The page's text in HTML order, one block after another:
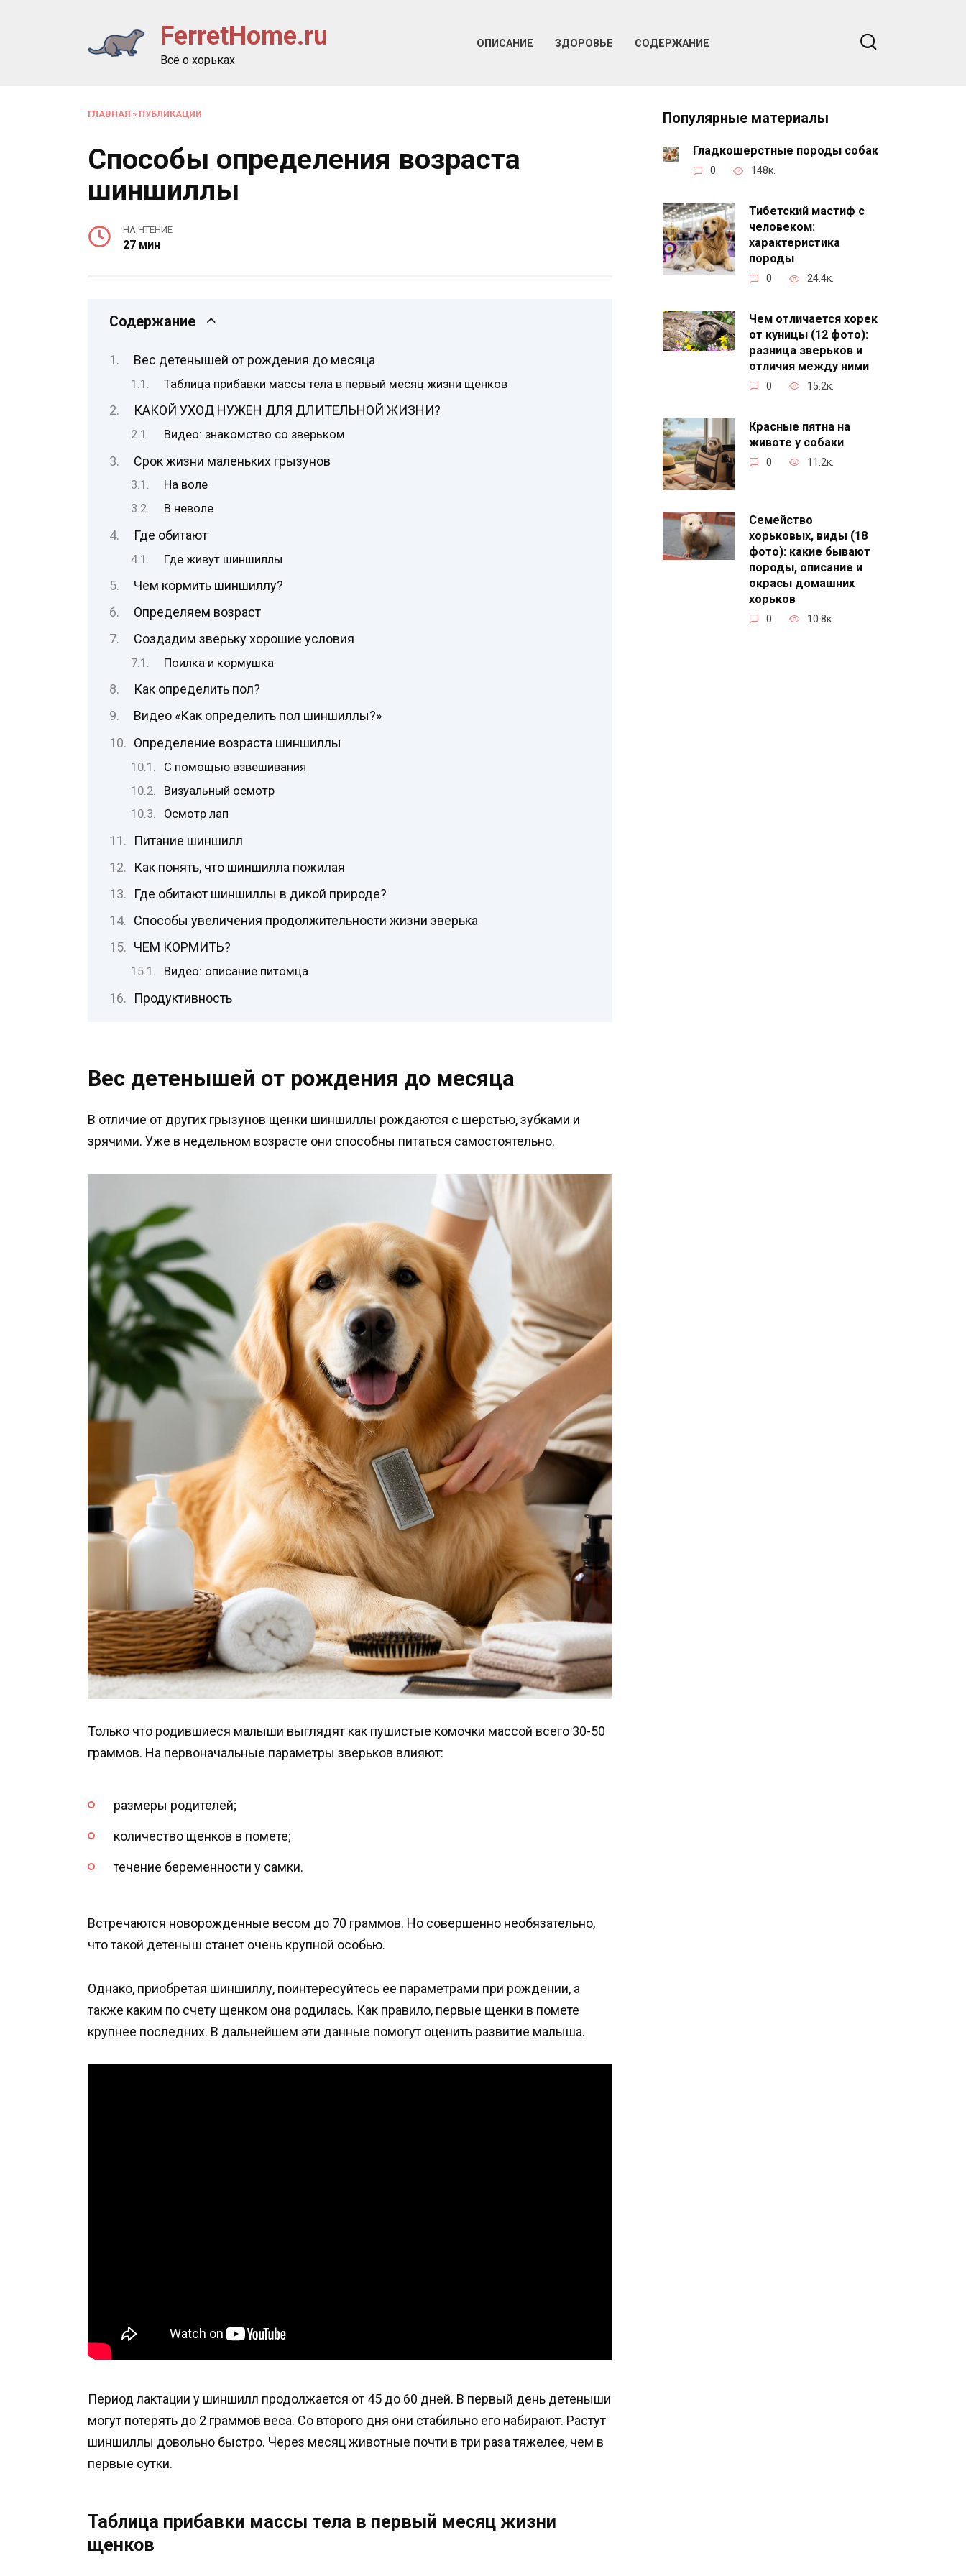
FerretHome.ru
Всё о хорьках
ОПИСАНИЕ ЗДОРОВЬЕ СОДЕРЖАНИЕ
ГЛАВНАЯ » ПУБЛИКАЦИИ
Способы определения возраста
шиншиллы
НА ЧТЕНИЕ
27 мин
Содержание
Вес детенышей от рождения до месяца
Таблица прибавки массы тела в первый месяц жизни щенков
КАКОЙ УХОД НУЖЕН ДЛЯ ДЛИТЕЛЬНОЙ ЖИЗНИ?
Видео: знакомство со зверьком
Срок жизни маленьких грызунов
На воле
В неволе
Где обитают
Где живут шиншиллы
Чем кормить шиншиллу?
Определяем возраст
Создадим зверьку хорошие условия
Поилка и кормушка
Как определить пол?
Видео «Как определить пол шиншиллы?»
Определение возраста шиншиллы
С помощью взвешивания
Визуальный осмотр
Осмотр лап
Питание шиншилл
Как понять, что шиншилла пожилая
Где обитают шиншиллы в дикой природе?
Способы увеличения продолжительности жизни зверька
ЧЕМ КОРМИТЬ?
Видео: описание питомца
Продуктивность
Вес детенышей от рождения до месяца
В отличие от других грызунов щенки шиншиллы рождаются с шерстью, зубками и
зрячими. Уже в недельном возрасте они способны питаться самостоятельно.
Только что родившиеся малыши выглядят как пушистые комочки массой всего 30-50
граммов. На первоначальные параметры зверьков влияют:
размеры родителей;
количество щенков в помете;
течение беременности у самки.
Встречаются новорожденные весом до 70 граммов. Но совершенно необязательно,
что такой детеныш станет очень крупной особью.
Однако, приобретая шиншиллу, поинтересуйтесь ее параметрами при рождении, а
также каким по счету щенком она родилась. Как правило, первые щенки в помете
крупнее последних. В дальнейшем эти данные помогут оценить развитие малыша.
Период лактации у шиншилл продолжается от 45 до 60 дней. В первый день детеныши
могут потерять до 2 граммов веса. Со второго дня они стабильно его набирают. Растут
шиншиллы довольно быстро. Через месяц животные почти в три раза тяжелее, чем в
первые сутки.
Таблица прибавки массы тела в первый месяц жизни
щенков
Популярные материалы
Гладкошерстные породы собак
0 148к.
Тибетский мастиф с
человеком:
характеристика
породы
0 24.4к.
Чем отличается хорек
от куницы (12 фото):
разница зверьков и
отличия между ними
0 15.2к.
Красные пятна на
животе у собаки
0 11.2к.
Семейство
хорьковых, виды (18
фото): какие бывают
породы, описание и
окрасы домашних
хорьков
0 10.8к.